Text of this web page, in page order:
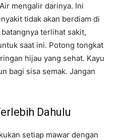
mengalir darinya. Ini
tidak akan berdiam di
terlihat sakit,
saat ini. Potong tongkat
hijau yang sehat. Kayu
bagi sisa semak. Jangan
Dahulu
setiap mawar dengan